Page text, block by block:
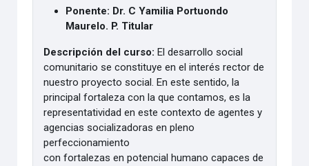
Ponente: Dr. C Yamilia Portuondo
Maurelo. P. Titular
Descripción del curso: El desarrollo social
comunitario se constituye en el interés rector de
nuestro proyecto social. En este sentido, la
principal fortaleza con la que contamos, es la
representatividad en este contexto de agentes y
agencias socializadoras en pleno
perfeccionamiento
con fortalezas en potencial humano capaces de